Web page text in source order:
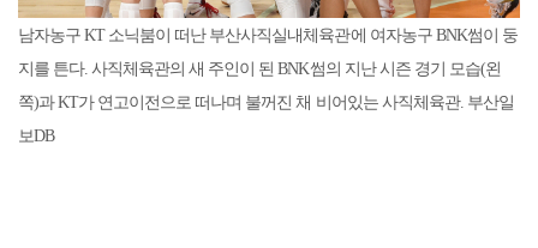
남자농구 KT 소닉붐이 떠난 부산사직실내체육관에 여자농구 BNK썸이 둥
지를 튼다. 사직체육관의 새 주인이 된 BNK썸의 지난 시즌 경기 모습(왼
쪽)과 KT가 연고이전으로 떠나며 불꺼진 채 비어있는 사직체육관. 부산일
보DB